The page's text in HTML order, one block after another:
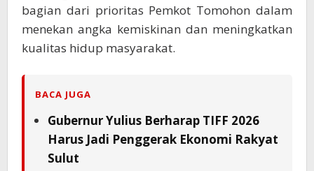
bagian dari prioritas Pemkot Tomohon dalam
menekan angka kemiskinan dan meningkatkan
kualitas hidup masyarakat.
BACA JUGA
Gubernur Yulius Berharap TIFF 2026
Harus Jadi Penggerak Ekonomi Rakyat
Sulut